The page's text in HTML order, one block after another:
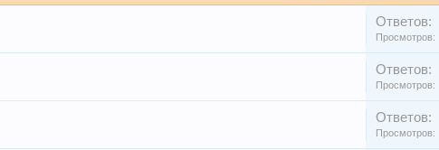
Ответов:
Просмотров:
Ответов:
Просмотров:
Ответов:
Просмотров: